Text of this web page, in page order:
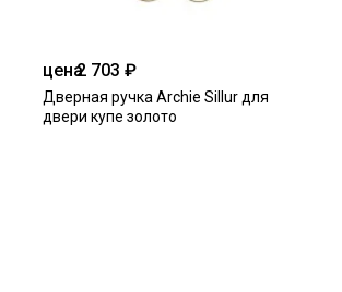
цена2 703 ₽
Дверная ручка Archie Sillur для
двери купе золото